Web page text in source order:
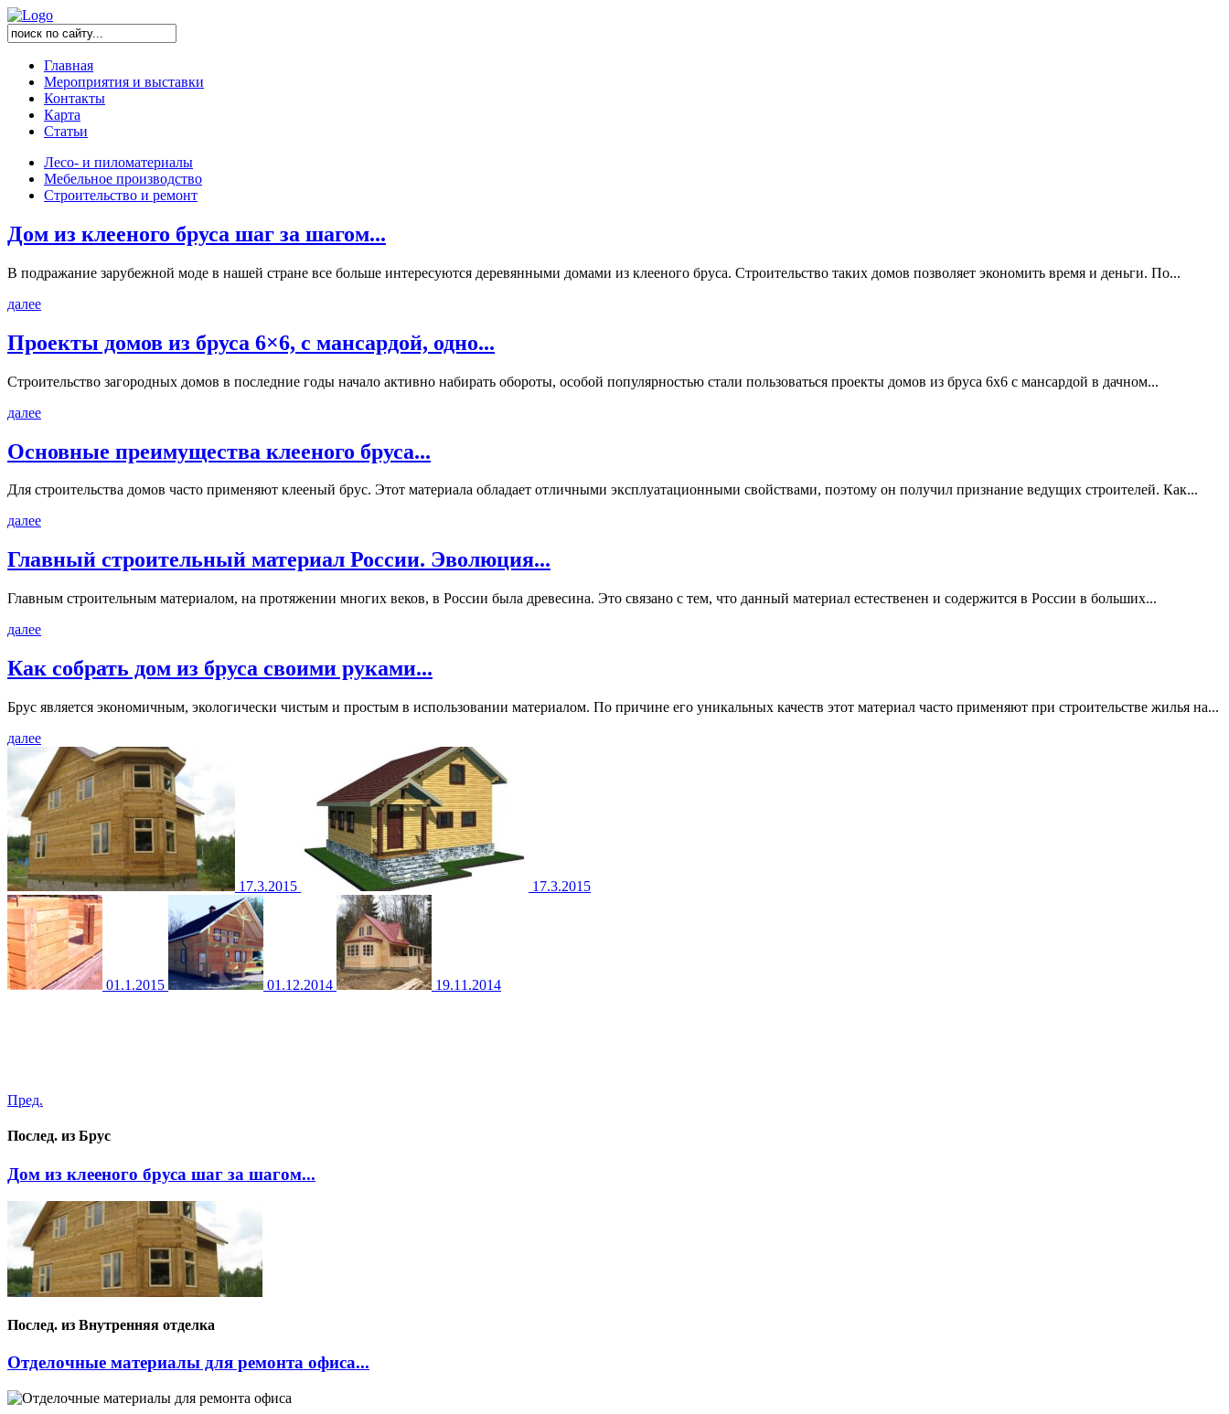
Главная
Мероприятия и выставки
Контакты
Карта
Статьи
Лесо- и пиломатериалы
Мебельное производство
Строительство и ремонт
Дом из клееного бруса шаг за шагом...
В подражание зарубежной моде в нашей стране все больше интересуются деревянными домами из клееного бруса. Строительство таких домов позволяет экономить время и деньги. По...
далее
Проекты домов из бруса 6×6, с мансардой, одно...
Строительство загородных домов в последние годы начало активно набирать обороты, особой популярностью стали пользоваться проекты домов из бруса 6х6 с мансардой в дачном...
далее
Основные преимущества клееного бруса...
Для строительства домов часто применяют клееный брус. Этот материала обладает отличными эксплуатационными свойствами, поэтому он получил признание ведущих строителей. Как...
далее
Главный строительный материал России. Эволюция...
Главным строительным материалом, на протяжении многих веков, в России была древесина. Это связано с тем, что данный материал естественен и содержится в России в больших...
далее
Как собрать дом из бруса своими руками...
Брус является экономичным, экологически чистым и простым в использовании материалом. По причине его уникальных качеств этот материал часто применяют при строительстве жилья на...
далее
17.3.2015 17.3.2015
01.1.2015 01.12.2014 19.11.2014
Пред.
Послед. из Брус
Дом из клееного бруса шаг за шагом...
Послед. из Внутренняя отделка
Отделочные материалы для ремонта офиса...